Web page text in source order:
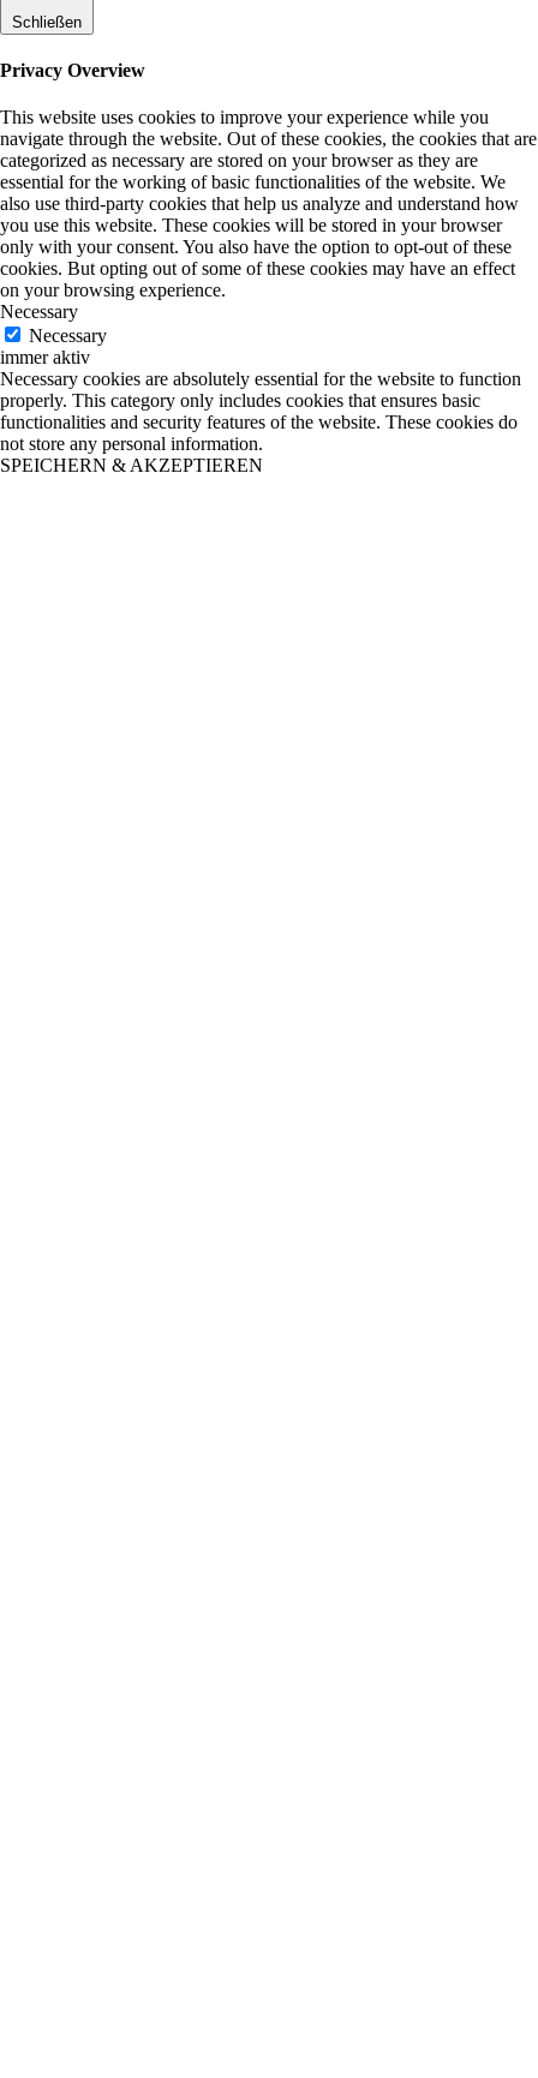
Schließen
Privacy Overview
This website uses cookies to improve your experience while you
navigate through the website. Out of these cookies, the cookies that are
categorized as necessary are stored on your browser as they are
essential for the working of basic functionalities of the website. We
also use third-party cookies that help us analyze and understand how
you use this website. These cookies will be stored in your browser
only with your consent. You also have the option to opt-out of these
cookies. But opting out of some of these cookies may have an effect
on your browsing experience.
Necessary
Necessary
immer aktiv
Necessary cookies are absolutely essential for the website to function
properly. This category only includes cookies that ensures basic
functionalities and security features of the website. These cookies do
not store any personal information.
SPEICHERN & AKZEPTIEREN